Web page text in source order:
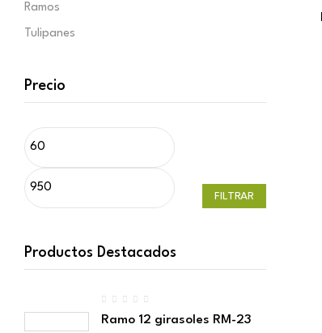
Ramos
Tulipanes
Precio
FILTRAR
Productos Destacados
Ramo 12 girasoles RM-23